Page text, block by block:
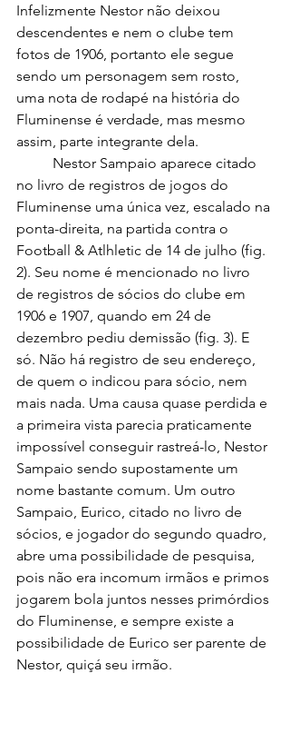
Infelizmente Nestor não deixou
descendentes e nem o clube tem
fotos de 1906, portanto ele segue
sendo um personagem sem rosto,
uma nota de rodapé na história do
Fluminense é verdade, mas mesmo
assim, parte integrante dela.
no livro de registros de jogos do
Fluminense uma única vez, escalado na
ponta-direita, na partida contra o
Football & Atlhletic de 14 de julho (fig.
2). Seu nome é mencionado no livro
de registros de sócios do clube em
1906 e 1907, quando em 24 de
dezembro pediu demissão (fig. 3). E
só. Não há registro de seu endereço,
de quem o indicou para sócio, nem
mais nada. Uma causa quase perdida e
a primeira vista parecia praticamente
impossível conseguir rastreá-lo, Nestor
Sampaio sendo supostamente um
nome bastante comum. Um outro
Sampaio, Eurico, citado no livro de
sócios, e jogador do segundo quadro,
abre uma possibilidade de pesquisa,
pois não era incomum irmãos e primos
jogarem bola juntos nesses primórdios
do Fluminense, e sempre existe a
possibilidade de Eurico ser parente de
Nestor, quiçá seu irmão.